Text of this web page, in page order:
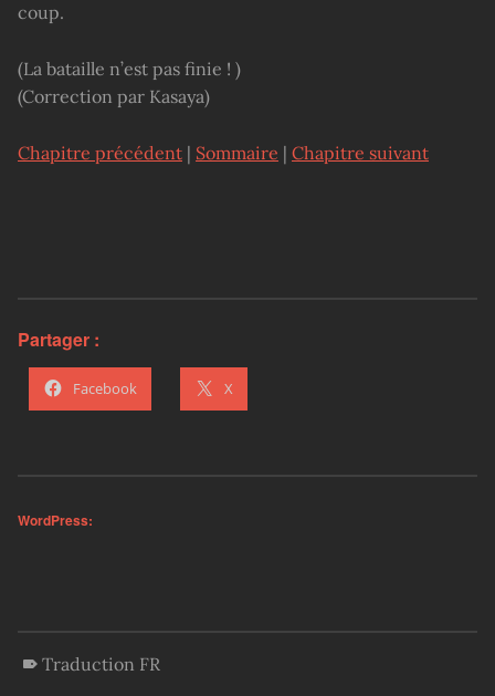
coup.
(La bataille n’est pas finie ! )
(Correction par Kasaya)
Chapitre précédent | Sommaire | Chapitre suivant
Partager :
Facebook X
WordPress:
Traduction FR